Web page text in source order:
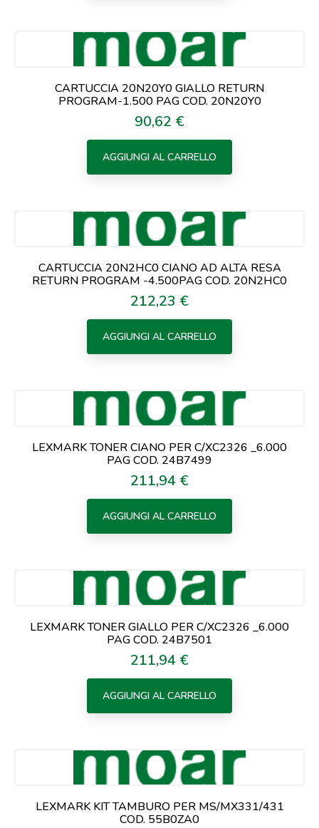
CARTUCCIA 20N20Y0 GIALLO RETURN
PROGRAM-1.500 PAG COD. 20N20Y0
Prezzo
90,62 €
AGGIUNGI AL CARRELLO
CARTUCCIA 20N2HC0 CIANO AD ALTA RESA
RETURN PROGRAM -4.500PAG COD. 20N2HC0
Prezzo
212,23 €
AGGIUNGI AL CARRELLO
LEXMARK TONER CIANO PER C/XC2326 _6.000
PAG COD. 24B7499
Prezzo
211,94 €
AGGIUNGI AL CARRELLO
LEXMARK TONER GIALLO PER C/XC2326 _6.000
PAG COD. 24B7501
Prezzo
211,94 €
AGGIUNGI AL CARRELLO
LEXMARK KIT TAMBURO PER MS/MX331/431
COD. 55B0ZA0